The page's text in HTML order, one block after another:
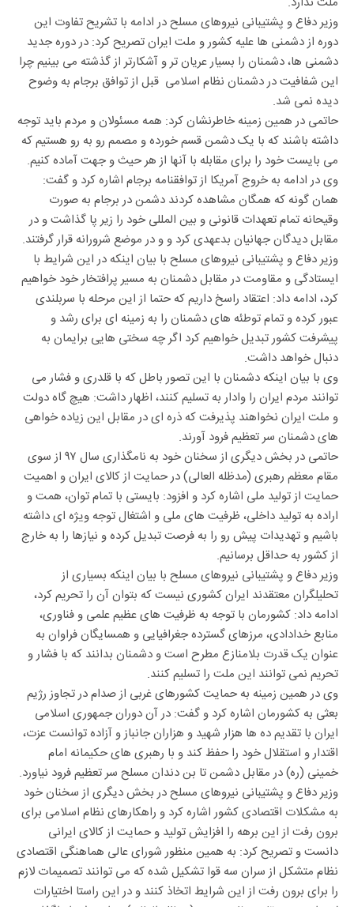
وزیر دفاع و پشتیبانی نیروهای مسلح در ادامه با تشریح تفاوت این
دوره از دشمنی ها علیه کشور و ملت ایران تصریح کرد: در دوره جدید
دشمنی ها، دشمنان را بسیار عریان تر و آشکارتر از گذشته می بینیم چرا
این شفافیت در دشمنان نظام اسلامی قبل از توافق برجام به وضوح
دیده نمی شد.
حاتمی در همین زمینه خاطرنشان کرد: همه مسئولان و مردم باید توجه
داشته باشند که با یک دشمن قسم خورده و مصمم رو به رو هستیم که
می بایست خود را برای مقابله با آنها از هر حیث و جهت آماده کنیم.
وی در ادامه به خروج آمریکا از توافقنامه برجام اشاره کرد و گفت:
همان گونه که همگان مشاهده کردند دشمن در برجام به صورت
وقیحانه تمام تعهدات قانونی و بین المللی خود را زیر پا گذاشت و در
مقابل دیدگان جهانیان بدعهدی کرد و و در موضع شرورانه قرار گرفتند.
وزیر دفاع و پشتیبانی نیروهای مسلح با بیان اینکه در این شرایط با
ایستادگی و مقاومت در مقابل دشمنان به مسیر پرافتخار خود خواهیم
کرد، ادامه داد: اعتقاد راسخ داریم که حتما از این مرحله با سربلندی
عبور کرده و تمام توطئه های دشمنان را به زمینه ای برای رشد و
پیشرفت کشور تبدیل خواهیم کرد اگر چه سختی هایی برایمان به
دنبال خواهد داشت.
وی با بیان اینکه دشمنان با این تصور باطل که با قلدری و فشار می
توانند مردم ایران را وادار به تسلیم کنند، اظهار داشت: هیچ گاه دولت
و ملت ایران نخواهند پذیرفت که ذره ای در مقابل این زیاده خواهی
های دشمنان سر تعظیم فرود آورند.
حاتمی در بخش دیگری از سخنان خود به نامگذاری سال ۹۷ از سوی
مقام معظم رهبری (مدظله العالی) در حمایت از کالای ایران و اهمیت
حمایت از تولید ملی اشاره کرد و افزود: بایستی با تمام توان، همت و
اراده به تولید داخلی، ظرفیت های ملی و اشتغال توجه ویژه ای داشته
باشیم و تهدیدات پیش رو را به فرصت تبدیل کرده و نیازها را به خارج
از کشور به حداقل برسانیم.
وزیر دفاع و پشتیبانی نیروهای مسلح با بیان اینکه بسیاری از
تحلیلگران معتقدند ایران کشوری نیست که بتوان آن را تحریم کرد،
ادامه داد: کشورمان با توجه به ظرفیت های عظیم علمی و فناوری،
منابع خدادادی، مرزهای گسترده جغرافیایی و همسایگان فراوان به
عنوان یک قدرت بلامنازع مطرح است و دشمنان بدانند که با فشار و
تحریم نمی توانند این ملت را تسلیم کنند.
وی در همین زمینه به حمایت کشورهای غربی از صدام در تجاوز رژیم
بعثی به کشورمان اشاره کرد و گفت: در آن دوران جمهوری اسلامی
ایران با تقدیم ده ها هزار شهید و هزاران جانباز و آزاده توانست عزت،
اقتدار و استقلال خود را حفظ کند و با رهبری های حکیمانه امام
خمینی (ره) در مقابل دشمن تا بن دندان مسلح سر تعظیم فرود نیاورد.
وزیر دفاع و پشتیبانی نیروهای مسلح در بخش دیگری از سخنان خود
به مشکلات اقتصادی کشور اشاره کرد و راهکارهای نظام اسلامی برای
برون رفت از این برهه را افزایش تولید و حمایت از کالای ایرانی
دانست و تصریح کرد: به همین منظور شورای عالی هماهنگی اقتصادی
نظام متشکل از سران سه قوا تشکیل شده که می توانند تصمیمات لازم
را برای برون رفت از این شرایط اتخاذ کنند و در این راستا اختیارات